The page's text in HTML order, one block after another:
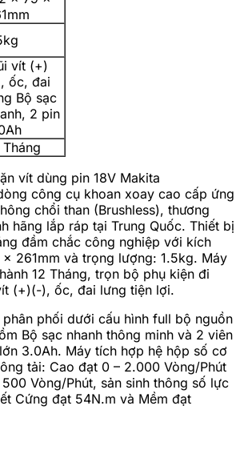
vít (+)
ốc, đai
Bộ sạc
2 pin
Tháng
vít dùng pin 18V Makita
công cụ khoan xoay cao cấp ứng
chổi than (Brushless), thương
hãng lắp ráp tại Trung Quốc. Thiết bị
đầm chắc công nghiệp với kích
261mm và trọng lượng: 1.5kg. Máy
12 Tháng, trọn bộ phụ kiện đi
(+)(-), ốc, đai lưng tiện lợi.
phối dưới cấu hình full bộ nguồn
Bộ sạc nhanh thông minh và 2 viên
3.0Ah. Máy tích hợp hệ hộp số cơ
tải: Cao đạt 0 – 2.000 Vòng/Phút
Vòng/Phút, sản sinh thông số lực
Cứng đạt 54N.m và Mềm đạt